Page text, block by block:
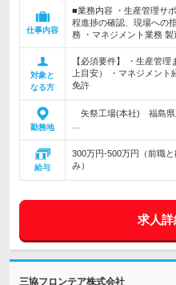
仕事内容
■業務内容 ・生産管理サ
程進捗の確認、現場への
務 ・マネジメント業務
対象と
なる方
【必須要件】 ・生産管
上目安） ・マネジメン
免許
勤務地
矢祭工場(本社) 福島県
給与
300万円-500万円（前職
み）
求人
三協フロンテア株式会社